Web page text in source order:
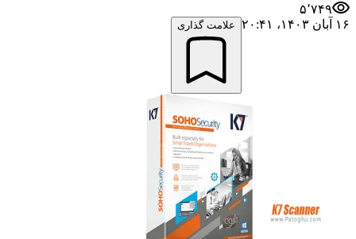
۵٬۷۴۹
۱۶ آبان ۱۴۰۳،‏ ۲۰:۴۱
علامت گذاری